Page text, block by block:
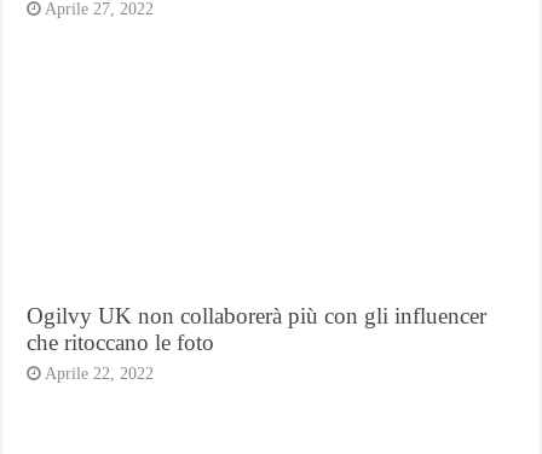
Aprile 27, 2022
Ogilvy UK non collaborerà più con gli influencer
che ritoccano le foto
Aprile 22, 2022